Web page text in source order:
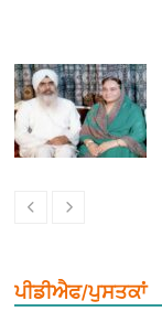
ਪੀਡੀਐਫ/ਪੁਸਤਕਾਂ